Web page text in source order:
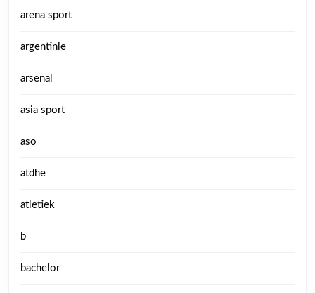
arena sport
argentinie
arsenal
asia sport
aso
atdhe
atletiek
b
bachelor